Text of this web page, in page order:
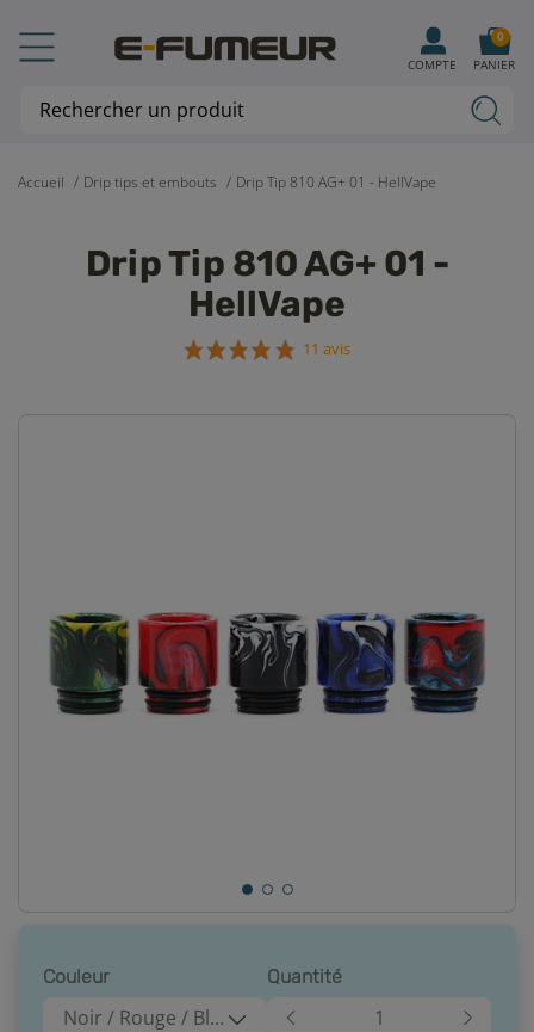
Accueil Drip tips et embouts Drip Tip 810 AG+ 01 - HellVape
Drip Tip 810 AG+ 01 -
HellVape
11 avis
Couleur
Noir / Rouge / Bleu (A)
Quantité
COMPTE PANIER
0